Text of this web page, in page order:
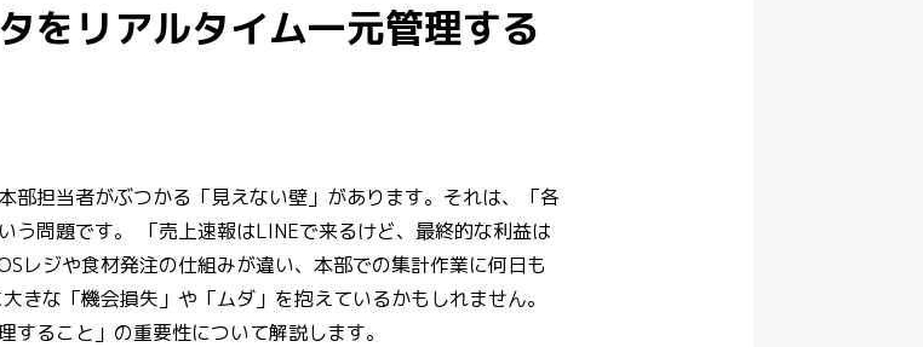
をリアルタイム一元管理する
担当者がぶつかる「見えない壁」があります。それは、「各
う問題です。 「売上速報はLINEで来るけど、最終的な利益は
レジや食材発注の仕組みが違い、本部での集計作業に何日も
な「機会損失」や「ムダ」を抱えているかもしれません。
ること」の重要性について解説します。